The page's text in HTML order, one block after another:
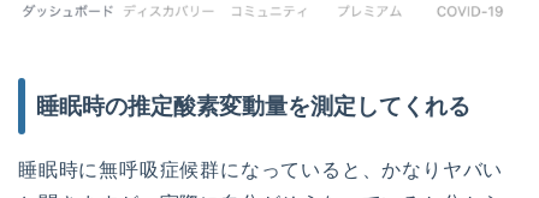
睡眠時の推定酸素変動量を測定してくれる
睡眠時に無呼吸症候群になっていると、かなりヤバい